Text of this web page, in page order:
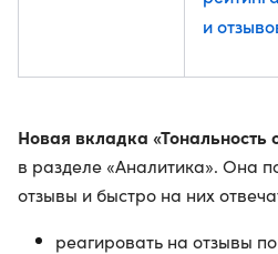
и
Новая вкладка «Тональность
в разделе «Аналитика». Она
отзывы и быстро на них
реагировать на отзывы